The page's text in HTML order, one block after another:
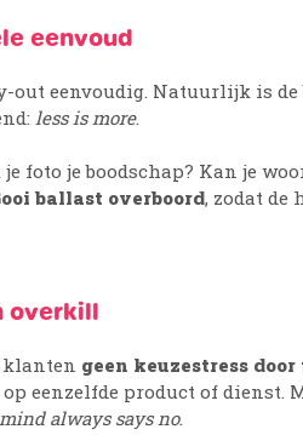
eenvoud
out eenvoudig. Natuurlijk is
less is more.
foto je boodschap? Kan je
ballast overboord, zodat de
overkill
klanten geen keuzestress
eenzelfde product of dienst.
always says no.